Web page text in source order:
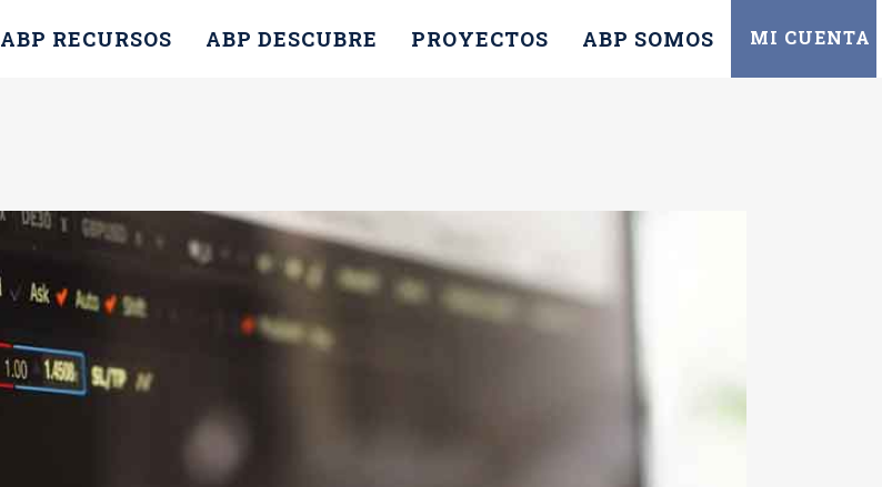
MI CUENTA
ABP RECURSOS ABP DESCUBRE PROYECTOS ABP SOMOS